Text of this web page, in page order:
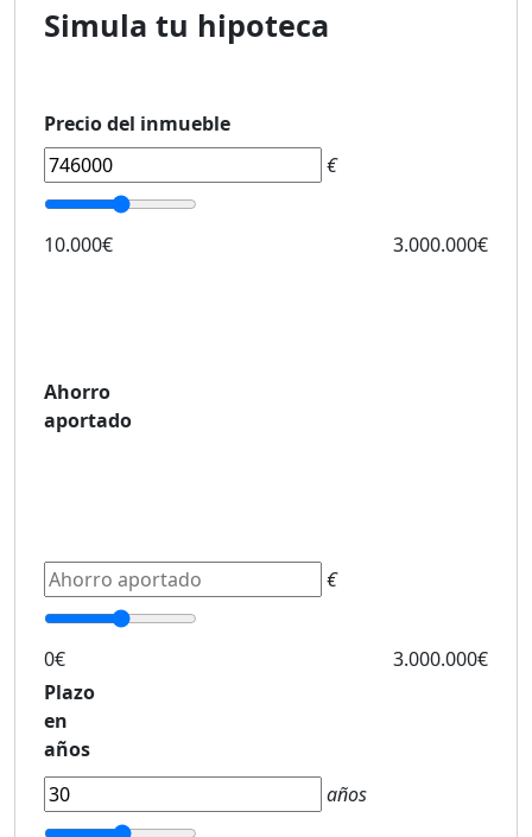
Simula tu hipoteca
Precio del inmueble
€
10.000€ 3.000.000€
Ahorro
aportado
€
0€
3.000.000€
Plazo
en
años
años